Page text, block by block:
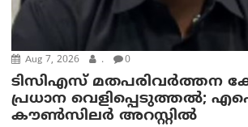
Aug 7, 2026 . 0
ടിസിഎസ് മതപരിവർത്തന
പ്രധാന
കൗൺസിലർ അറസ്റ്റിൽ